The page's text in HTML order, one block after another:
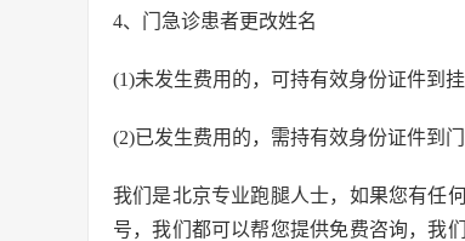
4、门急诊患者更改姓名
(1)未发生费用的，可持有效身份证件到
(2)已发生费用的，需持有效身份证件到
我们是北京专业跑腿人士，如果您有任
号，我们都可以帮您提供免费咨询，我